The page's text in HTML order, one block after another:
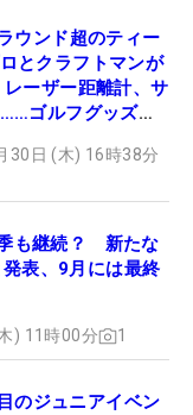
ウンド超のティー
とクラフトマンが
ーザー距離計、サ
ゴルフグッズマ
30日 (木) 16時38分
も継続？ 新たな
表、9月には最終
) 11時00分 1
のジュニアイベン